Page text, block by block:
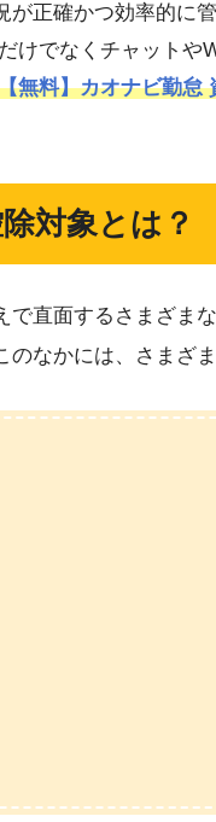
が正確かつ効率的に
けでなくチャットや
無料】カオナビ勤怠
対象とは？
直面するさまざま
なかには、さまざ